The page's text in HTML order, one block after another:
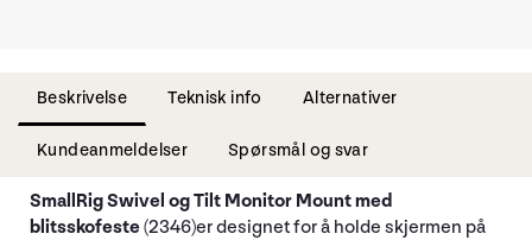
Beskrivelse Teknisk info Alternativer
Kundeanmeldelser Spørsmål og svar
SmallRig Swivel og Tilt Monitor Mount med
blitsskofeste(2346)er designet for å holde skjermen på